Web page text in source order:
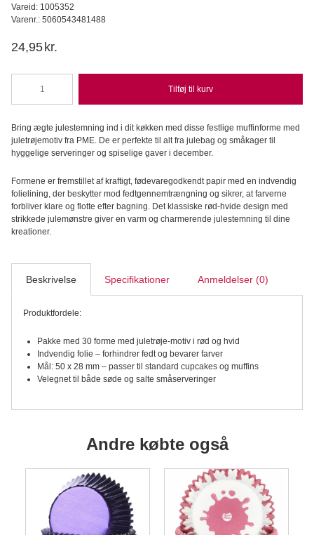
Vareid: 1005352
Varenr.: 5060543481488
24,95 kr.
-
med
Folie,
Juletrøje
stk,
antal
Tilføj til kurv
Bring ægte julestemning ind i dit køkken med disse festlige muffinforme med
juletrøjemotiv fra PME. De er perfekte til alt fra julebag og småkager til
hyggelige serveringer og spiselige gaver i december.
Formene er fremstillet af kraftigt, fødevaregodkendt papir med en indvendig
folielining, der beskytter mod fedtgennemtrængning og sikrer, at farverne
forbliver klare og flotte efter bagning. Det klassiske rød-hvide design med
strikkede julemønstre giver en varm og charmerende julestemning til dine
kreationer.
Beskrivelse Specifikationer Anmeldelser (0)
Produktfordele:
Pakke med 30 forme med juletrøje-motiv i rød og hvid
Indvendig folie – forhindrer fedt og bevarer farver
Mål: 50 x 28 mm – passer til standard cupcakes og muffins
Velegnet til både søde og salte småserveringer
Andre købte også